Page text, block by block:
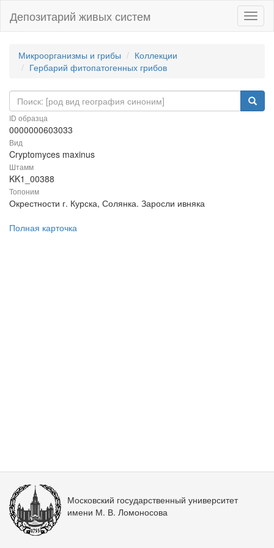
Депозитарий живых систем
Микроорганизмы и грибы
Коллекции
Гербарий фитопатогенных грибов
ID образца
0000000603033
Вид
Cryptomyces maxinus
Штамм
KK1_00388
Топоним
Окрестности г. Курска, Солянка. Заросли ивняка
Полная карточка
Московский государственный университет
имени М. В. Ломоносова